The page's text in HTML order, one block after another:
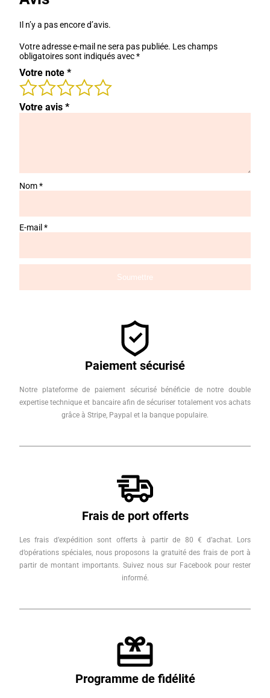
Il n’y a pas encore d’avis.
Votre adresse e-mail ne sera pas publiée. Les champs
obligatoires sont indiqués avec*
Votre note *
Votre avis *
Nom*
E-mail *
Paiement sécurisé
Notre plateforme de paiement sécurisé bénéficie de notre double
expertise technique et bancaire afin de sécuriser totalement vos achats
grâce à Stripe, Paypal et la banque populaire.
Frais de port offerts
Les frais d’expédition sont offerts à partir de 80 € d’achat. Lors
d’opérations spéciales, nous proposons la gratuité des frais de port à
partir de montant importants. Suivez nous sur Facebook pour rester
informé.
Programme de fidélité